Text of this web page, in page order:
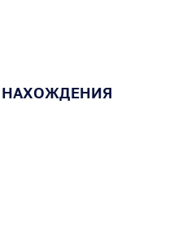
НАХОЖДЕНИЯ